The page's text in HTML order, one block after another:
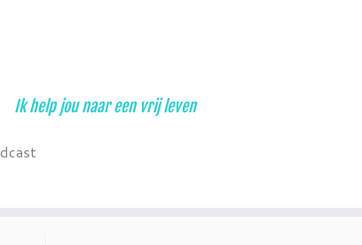
Ik help jou naar een vrij leven